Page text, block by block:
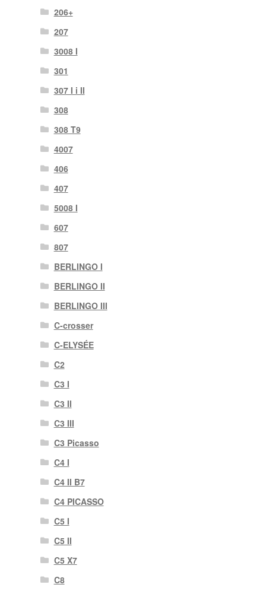
206+
207
3008 I
301
307 I i II
308
308 T9
4007
406
407
5008 I
607
807
BERLINGO I
BERLINGO II
BERLINGO III
C-crosser
C-ELYSÉE
C2
C3 I
C3 II
C3 III
C3 Picasso
C4 I
C4 II B7
C4 PICASSO
C5 I
C5 II
C5 X7
C8